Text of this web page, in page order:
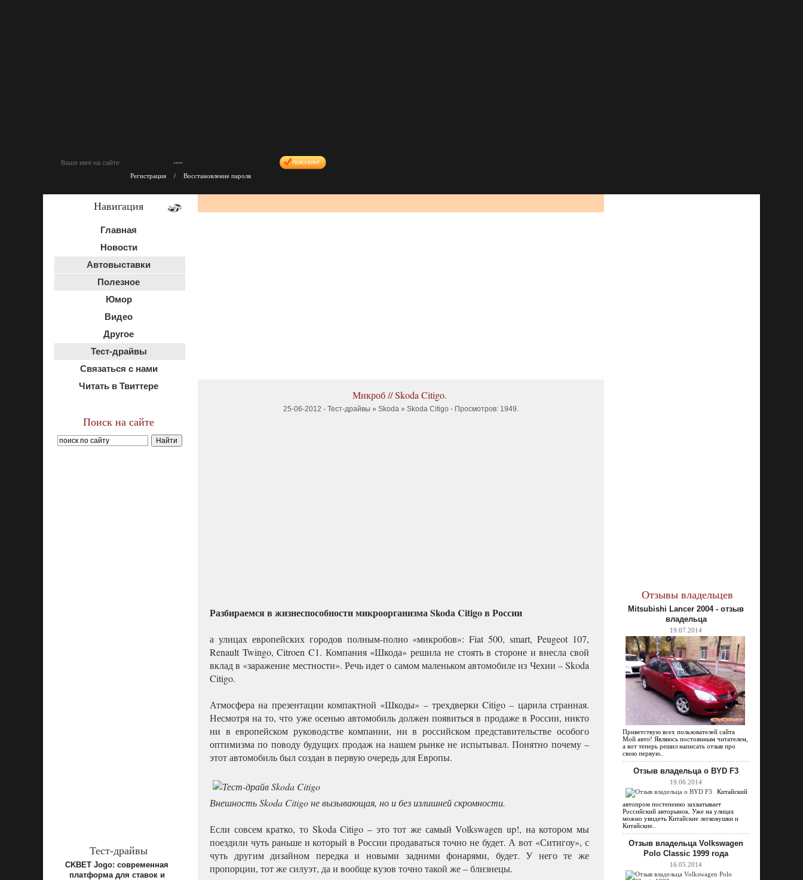
Регистрация / Восстановление пароля
Навигация
Главная
Новости
Автовыставки
Полезное
Юмор
Видео
Другое
Тест-драйвы
Связаться с нами
Читать в Твиттере
Поиск на сайте
Тест-драйвы
CKBET Jogo: современная
платформа для ставок и
Микроб // Skoda Citigo.
25-06-2012 - Тест-драйвы » Skoda » Skoda Citigo - Просмотров: 1949.
Разбираемся в жизнеспособности микроорганизма Skoda Citigo в России
а улицах европейских городов полным-полно «микробов»: Fiat 500, smart, Peugeot 107,
Renault Twingo, Citroen C1. Компания «Шкода» решила не стоять в стороне и внесла свой
вклад в «заражение местности». Речь идет о самом маленьком автомобиле из Чехии – Skoda
Citigo.
Атмосфера на презентации компактной «Шкоды» – трехдверки Citigo – царила странная.
Несмотря на то, что уже осенью автомобиль должен появиться в продаже в России, никто
ни в европейском руководстве компании, ни в российском представительстве особого
оптимизма по поводу будущих продаж на нашем рынке не испытывал. Понятно почему –
этот автомобиль был создан в первую очередь для Европы.
Внешность Skoda Citigo не вызывающая, но и без излишней скромности.
Если совсем кратко, то Skoda Citigo – это тот же самый Volkswagen up!, на котором мы
поездили чуть раньше и который в России продаваться точно не будет. А вот «Ситигоу», с
чуть другим дизайном передка и новыми задними фонарями, будет. У него те же
пропорции, тот же силуэт, да и вообще кузов точно такой же – близнецы.
Отзывы владельцев
Mitsubishi Lancer 2004 - отзыв
владельца
19.07.2014
Приветствую всех пользователей сайта
Мой авто! Являюсь постоянным читателем,
а вот теперь решил написать отзыв про
свою первую..
Отзыв владельца о BYD F3
19.06.2014
Китайский
автопром постепенно захватывает
Российский авторынок. Уже на улицах
можно увидеть Китайские легковушки и
Китайские..
Отзыв владельца Volkswagen
Polo Classic 1999 года
16.05.2014